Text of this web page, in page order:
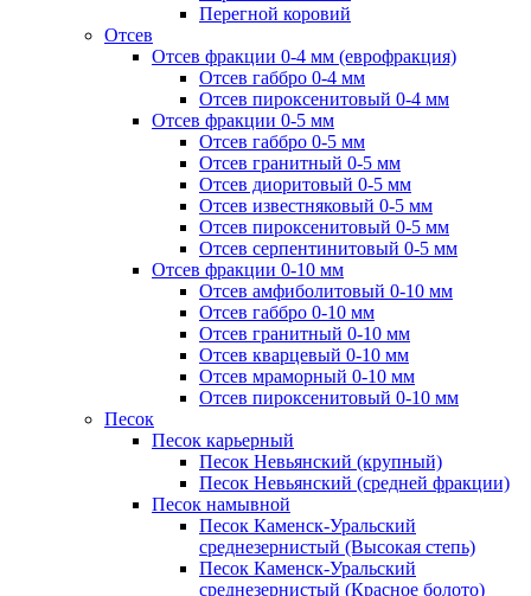
Перегной коровий
Отсев
Отсев фракции 0-4 мм (еврофракция)
Отсев габбро 0-4 мм
Отсев пироксенитовый 0-4 мм
Отсев фракции 0-5 мм
Отсев габбро 0-5 мм
Отсев гранитный 0-5 мм
Отсев диоритовый 0-5 мм
Отсев известняковый 0-5 мм
Отсев пироксенитовый 0-5 мм
Отсев серпентинитовый 0-5 мм
Отсев фракции 0-10 мм
Отсев амфиболитовый 0-10 мм
Отсев габбро 0-10 мм
Отсев гранитный 0-10 мм
Отсев кварцевый 0-10 мм
Отсев мраморный 0-10 мм
Отсев пироксенитовый 0-10 мм
Песок
Песок карьерный
Песок Невьянский (крупный)
Песок Невьянский (средней фракции)
Песок намывной
Песок Каменск-Уральский
среднезернистый (Высокая степь)
Песок Каменск-Уральский
среднезернистый (Красное болото)